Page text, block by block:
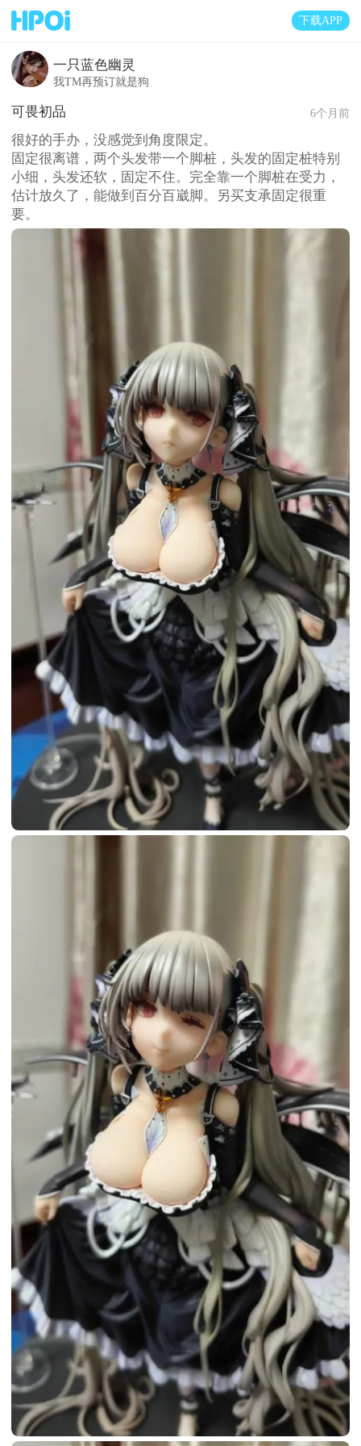
下载APP
一只蓝色幽灵
我TM再预订就是狗
可畏初品 6个月前
很好的手办，没感觉到角度限定。
固定很离谱，两个头发带一个脚桩，头发的固定桩特别
小细，头发还软，固定不住。完全靠一个脚桩在受力，
估计放久了，能做到百分百崴脚。另买支承固定很重
要。